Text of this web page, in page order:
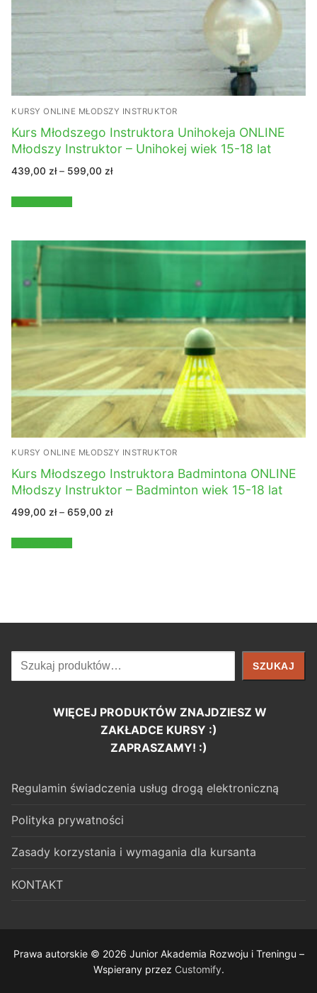
KURSY ONLINE MŁODSZY INSTRUKTOR
Kurs Młodszego Instruktora Unihokeja ONLINE
Młodszy Instruktor – Unihokej wiek 15-18 lat
439,00 zł – 599,00 złZakres
KURSY ONLINE MŁODSZY INSTRUKTOR
Kurs Młodszego Instruktora Badmintona ONLINE
Młodszy Instruktor – Badminton wiek 15-18 lat
499,00 zł – 659,00 złZakres
Szukaj SZUKAJ
WIĘCEJ PRODUKTÓW ZNAJDZIESZ W
ZAKŁADCE KURSY :)
ZAPRASZAMY! :)
Regulamin świadczenia usług drogą elektroniczną
Polityka prywatności
Zasady korzystania i wymagania dla kursanta
KONTAKT
Prawa autorskie © 2026 Junior Akademia Rozwoju i Treningu –
Wspierany przez Customify.